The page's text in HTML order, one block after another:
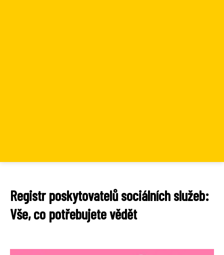
Registr poskytovatelů sociálních služeb:
Vše, co potřebujete vědět